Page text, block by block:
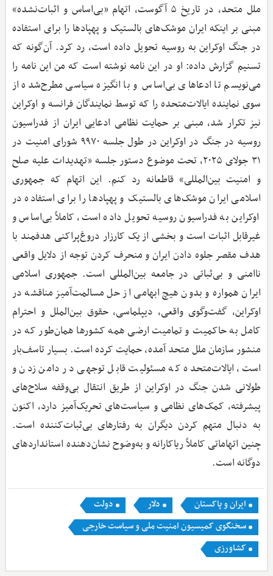
ملل متحد، در تاریخ ۵ آگوست، اتهام «بی‌اساس و اثبات‌نشده»
مبنی بر اینکه ایران موشک‌های بالستیک و پهپادها را برای استفاده
در جنگ اوکراین به روسیه تحویل داده است، رد کرد. آن‌گونه که
تسنیم گزارش داده: او در این نامه نوشته است که من این نامه را
می‌نویسم تا ادعاهای بی‌اساس و با انگیزه سیاسی مطرح‌شده از
سوی نماینده ایالات‌متحده را که توسط نمایندگان فرانسه و اوکراین
نیز تکرار شد، مبنی بر حمایت نظامی ادعایی ایران از فدراسیون
روسیه در جنگ در اوکراین در طول جلسه ۹۹۷۰ شورای امنیت در
۳۱ جولای ۲۰۲۵، تحت موضوع دستور جلسه «تهدیدات علیه صلح
و امنیت بین‌المللی» قاطعانه رد کنم. این اتهام که جمهوری
اسلامی ایران موشک‌های بالستیک و پهپادها را برای استفاده در
اوکراین به فدراسیون روسیه تحویل داده است، کاملاً بی‌اساس و
غیرقابل اثبات است و بخشی از یک کارزار دروغ‌پراکنی هدفمند با
هدف مقصر جلوه دادن ایران و منحرف کردن توجه از دلایل واقعی
ناامنی و بی‌ثباتی در جامعه بین‌المللی است. جمهوری اسلامی
ایران همواره و بدون هیچ ابهامی از حل مسالمت‌آمیز مناقشه در
اوکراین، گفت‌وگوی واقعی، دیپلماسی، حقوق بین‌الملل و احترام
کامل به حاکمیت و تمامیت ارضی همه کشورها همان‌طور که در
منشور سازمان ملل متحد آمده، حمایت کرده است. بسیار تاسف‌بار
است، ایالات‌متحده که مسئولیت قابل توجهی در دامن زدن و
طولانی شدن جنگ در اوکراین از طریق انتقال بی‌وقفه سلاح‌های
پیشرفته، کمک‌های نظامی و سیاست‌های تحریک‌آمیز دارد، اکنون
به دنبال متهم کردن دیگران به رفتارهای بی‌ثبات‌کننده است.
چنین اتهاماتی کاملاً ریاکارانه و به‌وضوح نشان‌دهنده استانداردهای
دوگانه است.
ایران و پاکستان دلار
دولت
سخنگوی کمیسیون امنیت ملی و سیاست خارجی
کشاورزی